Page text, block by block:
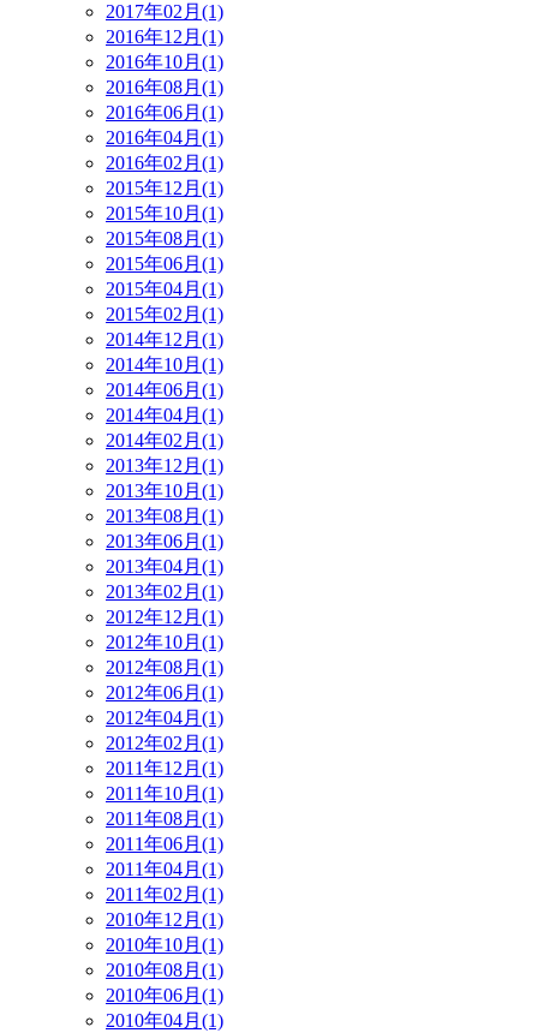
2017年02月(1)
2016年12月(1)
2016年10月(1)
2016年08月(1)
2016年06月(1)
2016年04月(1)
2016年02月(1)
2015年12月(1)
2015年10月(1)
2015年08月(1)
2015年06月(1)
2015年04月(1)
2015年02月(1)
2014年12月(1)
2014年10月(1)
2014年06月(1)
2014年04月(1)
2014年02月(1)
2013年12月(1)
2013年10月(1)
2013年08月(1)
2013年06月(1)
2013年04月(1)
2013年02月(1)
2012年12月(1)
2012年10月(1)
2012年08月(1)
2012年06月(1)
2012年04月(1)
2012年02月(1)
2011年12月(1)
2011年10月(1)
2011年08月(1)
2011年06月(1)
2011年04月(1)
2011年02月(1)
2010年12月(1)
2010年10月(1)
2010年08月(1)
2010年06月(1)
2010年04月(1)